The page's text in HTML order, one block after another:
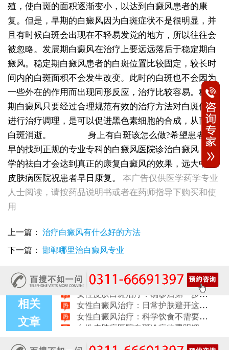
殖，使白斑的面积逐渐变小，以达到白癜风患者的康
复。但是，早期的白癜风因为白斑症状不是很明显，并
且有时候白斑会出现在不轻易发觉的地方，所以往往会
被忽略。发展期白癜风在治疗上要远远落后于稳定期白
癜风。稳定期白癜风患者的白斑位置比较固定，较长时
间内的白斑面积不会发生改变。此时的白斑也不会因为
一些外在的作用而出现同形反应，治疗比较容易。稳定
期白癜风只要经过合理规范有效的治疗方法对白斑位置
进行治疗调理，是可以促进黑色素细胞的合成，从而使
白斑消逝。
身上有白斑该怎么做?希望患者尽
早的找到正规的专业专科的白癜风医院诊治白癜风，科
学的祛白才会达到真正的康复白癜风的效果，远大中医
皮肤病医院祝患者早日康复。
本广告仅供医学药学专业
人士阅读，请按药品说明书或者在药师指导下购买和使
用
上一篇： 治疗白癜风有什么好的方法
下一篇： 邯郸哪里治白癜风专业
相关
文章
女性白斑康复随访服务对比：好医院该做到哪些
女性皮肤白斑误诊后，白癜风治疗方案怎么调整才有效
女性白癜风治疗：遮盖产品选择安全标准是什么
治疗女性皮肤病的医院：白斑患者康复训练指导手册
女性白斑专科诊疗：收费透明化说明
女性白癜风稳定期移植手术：需要满足哪些条件？
治疗女性皮肤病的医院：白斑患者线上复诊操作步骤
女性皮肤白斑治疗：确诊后第一步该做什么
女性白癜风治疗：日常护肤避开这些刺激成分
女性白癜风治疗：科学饮食不需要过度忌口
女性皮肤病医院白斑诊疗收费明细公开
女性白癜风治疗：中药熏蒸改善微循环的作用